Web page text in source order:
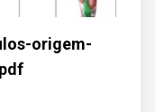
origem-